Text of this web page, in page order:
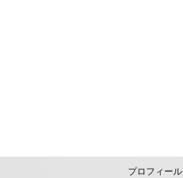
プロフィール